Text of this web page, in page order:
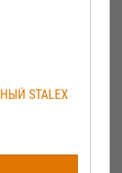
STALEX